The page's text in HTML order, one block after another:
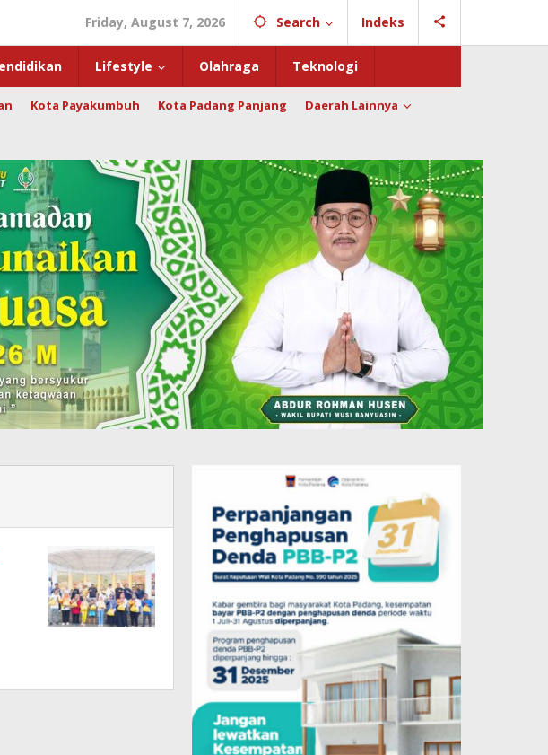
Friday, August 7, 2026 Search Indeks
Lifestyle Olahraga Teknologi
Kota Payakumbuh Kota Padang Panjang Daerah Lainnya